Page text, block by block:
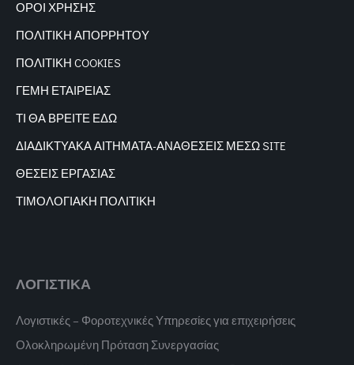
ΟΡΟΙ ΧΡΗΣΗΣ
ΠΟΛΙΤΙΚΗ ΑΠΟΡΡΗΤΟΥ
ΠΟΛΙΤΙΚΗ COOKIES
ΓΕΜΗ ΕΤΑΙΡΕΙΑΣ
ΤΙ ΘΑ ΒΡΕΙΤΕ ΕΔΩ
ΔΙΑΔΙΚΤΥΑΚΑΑΙΤΗΜΑΤΑ-ΑΝΑΘΕΣΕΙΣ ΜΕΣΩ SITE
ΘΕΣΕΙΣ ΕΡΓΑΣΙΑΣ
ΤΙΜΟΛΟΓΙΑΚΗ ΠΟΛΙΤΙΚΗ
ΛΟΓΙΣΤΙΚΑ
Λογιστικές – Φοροτεχνικές Υπηρεσίες για επιχειρήσεις
Ολοκληρωμένη Πρόταση Συνεργασίας